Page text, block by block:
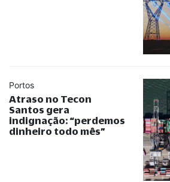
Portos
Atraso no Tecon
Santos gera
indignação: “perdemos
dinheiro todo mês”